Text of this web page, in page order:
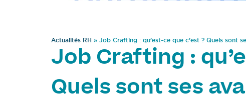
Actualités RH » Job Crafting : qu’est-ce que c’est ? Quels sont
Job Crafting :
Quels sont ses